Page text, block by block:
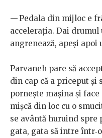
— Pedala din mijloc e
accelerația. Dai drumul
angrenează, apeși apoi
Parvaneh pare să
din cap că a priceput și
pornește mașina și face
mișcă din loc cu o
se avântă huruind
gata, gata să intre